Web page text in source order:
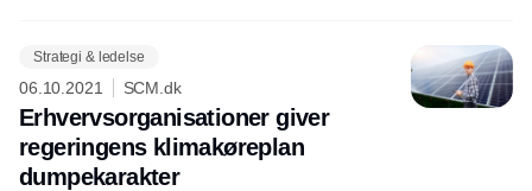
Strategi & ledelse
06.10.2021 SCM.dk
Erhvervsorganisationer giver
regeringens klimakøreplan
dumpekarakter